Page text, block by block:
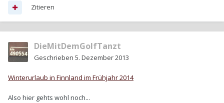
Zitieren
DieMitDemGolfTanzt
Geschrieben 5. Dezember 2013
Winterurlaub in Finnland im Frühjahr 2014
Also hier gehts wohl noch...